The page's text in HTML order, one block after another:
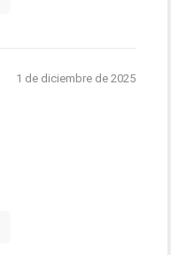
1 de diciembre de 2025